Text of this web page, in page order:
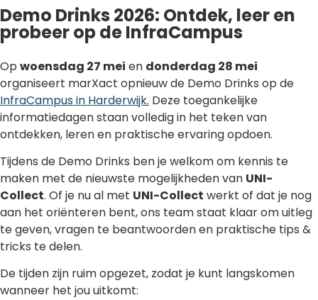
Demo Drinks 2026: Ontdek, leer en
probeer op de InfraCampus
Op woensdag 27 mei en donderdag 28 mei
organiseert marXact opnieuw de Demo Drinks op de
InfraCampus in Harderwijk. Deze toegankelijke
informatiedagen staan volledig in het teken van
ontdekken, leren en praktische ervaring opdoen.
Tijdens de Demo Drinks ben je welkom om kennis te
maken met de nieuwste mogelijkheden van UNI-
Collect. Of je nu al met UNI-Collect werkt of dat je nog
aan het oriënteren bent, ons team staat klaar om uitleg
te geven, vragen te beantwoorden en praktische tips &
tricks te delen.
De tijden zijn ruim opgezet, zodat je kunt langskomen
wanneer het jou uitkomt: